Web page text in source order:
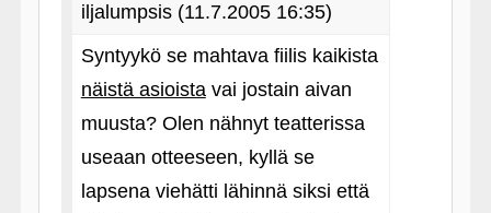
iljalumpsis (11.7.2005 16:35)
Syntyykö se mahtava fiilis kaikista
näistä asioistavai jostain aivan
muusta? Olen nähnyt teatterissa
useaan otteeseen, kyllä se
lapsena viehätti lähinnä siksi että